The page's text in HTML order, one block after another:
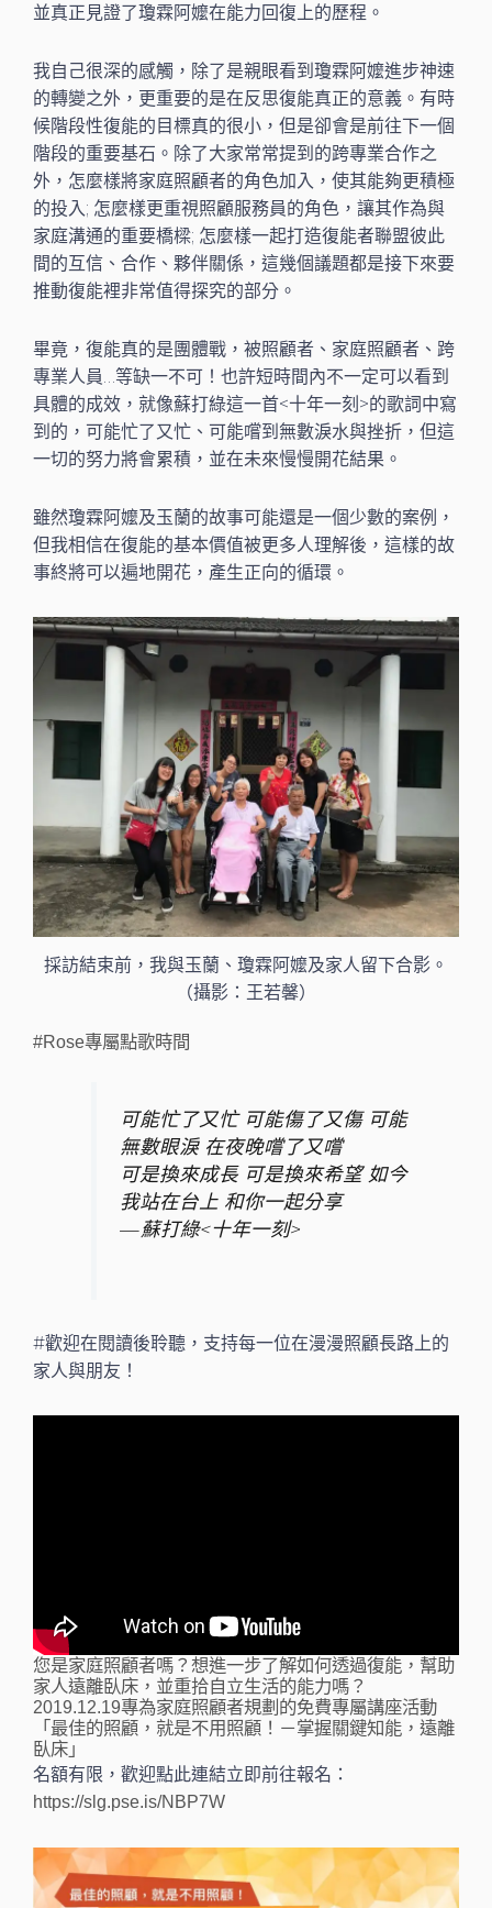
並真正見證了瓊霖阿嬤在能力回復上的歷程。
我自己很深的感觸，除了是親眼看到瓊霖阿嬤進步神速
的轉變之外，更重要的是在反思復能真正的意義。有時
候階段性復能的目標真的很小，但是卻會是前往下一個
階段的重要基石。除了大家常常提到的跨專業合作之
外，怎麼樣將家庭照顧者的角色加入，使其能夠更積極
的投入; 怎麼樣更重視照顧服務員的角色，讓其作為與
家庭溝通的重要橋樑; 怎麼樣一起打造復能者聯盟彼此
間的互信、合作、夥伴關係，這幾個議題都是接下來要
推動復能裡非常值得探究的部分。
畢竟，復能真的是團體戰，被照顧者、家庭照顧者、跨
專業人員…等缺一不可！也許短時間內不一定可以看到
具體的成效，就像蘇打綠這一首<十年一刻>的歌詞中寫
到的，可能忙了又忙、可能嚐到無數淚水與挫折，但這
一切的努力將會累積，並在未來慢慢開花結果。
雖然瓊霖阿嬤及玉蘭的故事可能還是一個少數的案例，
但我相信在復能的基本價值被更多人理解後，這樣的故
事終將可以遍地開花，產生正向的循環。
採訪結束前，我與玉蘭、瓊霖阿嬤及家人留下合影。
（攝影：王若馨）
#Rose專屬點歌時間
可能忙了又忙 可能傷了又傷 可能
無數眼淚 在夜晚嚐了又嚐
可是換來成長 可是換來希望 如今
我站在台上 和你一起分享
— 蘇打綠<十年一刻>
#歡迎在閱讀後聆聽，支持每一位在漫漫照顧長路上的
家人與朋友！
您是家庭照顧者嗎？想進一步了解如何透過復能，幫助
家人遠離臥床，並重拾自立生活的能力嗎？
2019.12.19專為家庭照顧者規劃的免費專屬講座活動
「最佳的照顧，就是不用照顧！－掌握關鍵知能，遠離
臥床」
名額有限，歡迎點此連結立即前往報名：
https://slg.pse.is/NBP7W